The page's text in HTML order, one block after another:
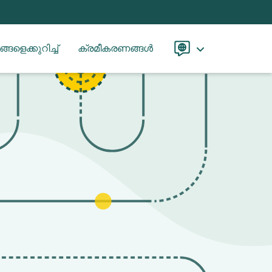
ക്രമീകരണങ്ങൾ
Language